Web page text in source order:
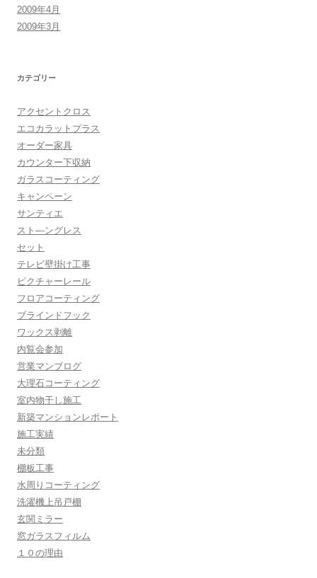
2009年4月
2009年3月
カテゴリー
アクセントクロス
エコカラットプラス
オーダー家具
カウンター下収納
ガラスコーティング
キャンペーン
サンティエ
スト―ングレス
セット
テレビ壁掛け工事
ピクチャーレール
フロアコーティング
ブラインドフック
ワックス剥離
内覧会参加
営業マンブログ
大理石コーティング
室内物干し施工
新築マンションレポート
施工実績
未分類
棚板工事
水周りコーティング
洗濯機上吊戸棚
玄関ミラー
窓ガラスフィルム
１０の理由